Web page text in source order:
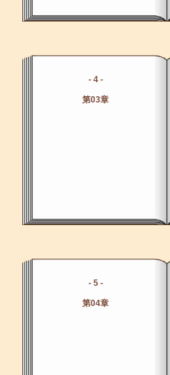
- 4 -
第03章
- 5 -
第04章